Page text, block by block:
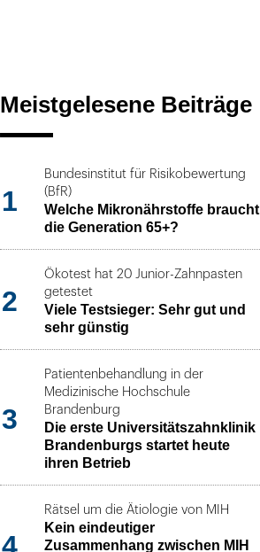
Meistgelesene Beiträge
1
Bundesinstitut für Risikobewertung
(BfR)
Welche Mikronährstoffe braucht
die Generation 65+?
2
Ökotest hat 20 Junior-Zahnpasten
getestet
Viele Testsieger: Sehr gut und
sehr günstig
3
Patientenbehandlung in der
Medizinische Hochschule
Brandenburg
Die erste Universitätszahnklinik
Brandenburgs startet heute
ihren Betrieb
4
Rätsel um die Ätiologie von MIH
Kein eindeutiger
Zusammenhang zwischen MIH